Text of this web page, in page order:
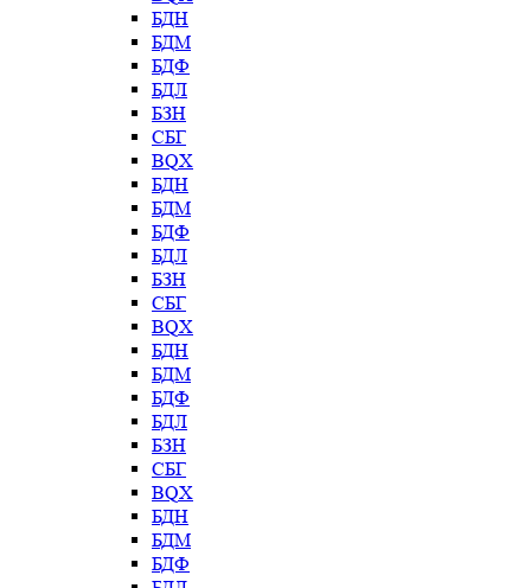
БДН
БДМ
БДФ
БДЛ
БЗН
СБГ
BQX
БДН
БДМ
БДФ
БДЛ
БЗН
СБГ
BQX
БДН
БДМ
БДФ
БДЛ
БЗН
СБГ
BQX
БДН
БДМ
БДФ